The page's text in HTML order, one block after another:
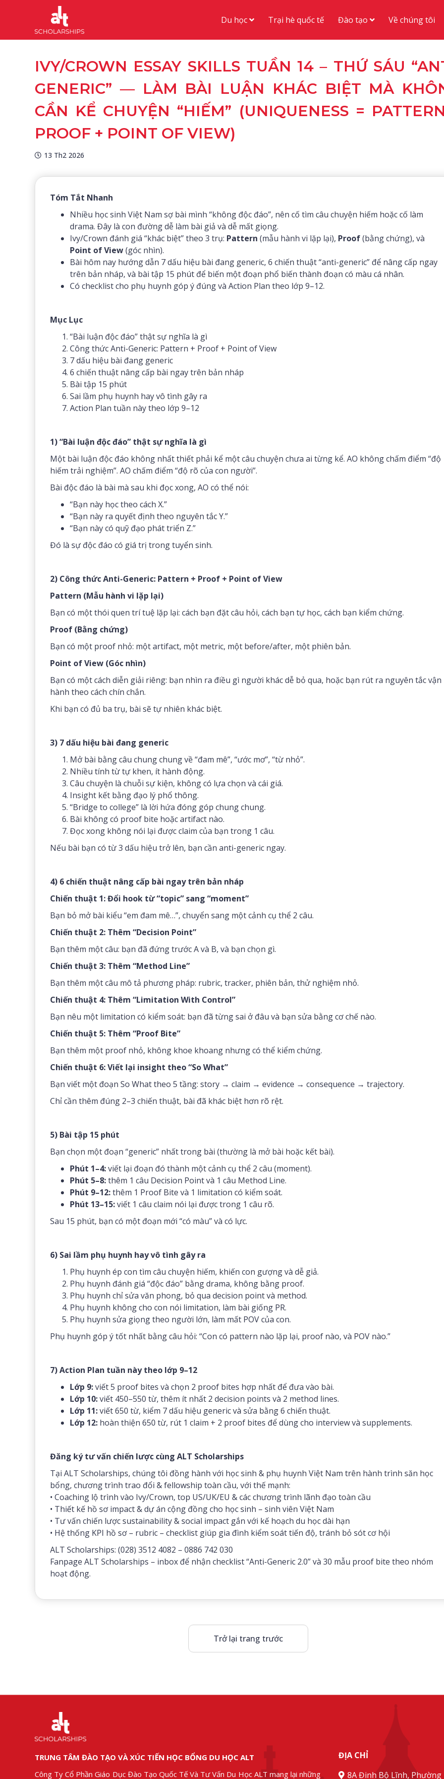
Du học Trại hè quốc tế Đào tạo Về chúng tôi
IVY/CROWN ESSAY SKILLS TUẦN 14 – THỨ SÁU
GENERIC” — LÀM BÀI LUẬN KHÁC BIỆT MÀ
CẦN KỂ CHUYỆN “HIẾM” (UNIQUENESS =
PROOF + POINT OF VIEW)
13 Th2 2026
Tóm Tắt Nhanh
Nhiều học sinh Việt Nam sợ bài mình “không độc đáo”, nên cố tìm câu chuyện hiếm hoặc cố làm
drama. Đây là con đường dễ làm bài giả và dễ mất giọng.
Ivy/Crown đánh giá “khác biệt” theo 3 trụ: Pattern (mẫu hành vi lặp lại), Proof(bằng chứng), và
Point of View(góc nhìn).
Bài hôm nay hướng dẫn 7 dấu hiệu bài đang generic, 6 chiến thuật “anti-generic” để nâng cấp ngay
trên bản nháp, và bài tập 15 phút để biến một đoạn phổ biến thành đoạn có màu cá nhân.
Có checklist cho phụ huynh góp ý đúng và Action Plan theo lớp 9–12.
Mục Lục
“Bài luận độc đáo” thật sự nghĩa là gì
Công thức Anti-Generic: Pattern + Proof + Point of View
7 dấu hiệu bài đang generic
6 chiến thuật nâng cấp bài ngay trên bản nháp
Bài tập 15 phút
Sai lầm phụ huynh hay vô tình gây ra
Action Plan tuần này theo lớp 9–12
1) “Bài luận độc đáo” thật sự nghĩa là gì
Một bài luận độc đáo không nhất thiết phải kể một câu chuyện chưa ai từng kể. AO không chấm điểm “độ
hiếm trải nghiệm”. AO chấm điểm “độ rõ của con người”.
Bài độc đáo là bài mà sau khi đọc xong, AO có thể nói:
“Bạn này học theo cách X.”
“Bạn này ra quyết định theo nguyên tắc Y.”
“Bạn này có quỹ đạo phát triển Z.”
Đó là sự độc đáo có giá trị trong tuyển sinh.
2) Công thức Anti-Generic: Pattern + Proof + Point of View
Pattern (Mẫu hành vi lặp lại)
Bạn có một thói quen trí tuệ lặp lại: cách bạn đặt câu hỏi, cách bạn tự học, cách bạn kiểm chứng.
Proof (Bằng chứng)
Bạn có một proof nhỏ: một artifact, một metric, một before/after, một phiên bản.
Point of View (Góc nhìn)
Bạn có một cách diễn giải riêng: bạn nhìn ra điều gì người khác dễ bỏ qua, hoặc bạn rút ra nguyên tắc vận
hành theo cách chín chắn.
Khi bạn có đủ ba trụ, bài sẽ tự nhiên khác biệt.
3) 7 dấu hiệu bài đang generic
Mở bài bằng câu chung chung về “đam mê”, “ước mơ”, “từ nhỏ”.
Nhiều tính từ tự khen, ít hành động.
Câu chuyện là chuỗi sự kiện, không có lựa chọn và cái giá.
Insight kết bằng đạo lý phổ thông.
“Bridge to college” là lời hứa đóng góp chung chung.
Bài không có proof bite hoặc artifact nào.
Đọc xong không nói lại được claim của bạn trong 1 câu.
Nếu bài bạn có từ 3 dấu hiệu trở lên, bạn cần anti-generic ngay.
4) 6 chiến thuật nâng cấp bài ngay trên bản nháp
Chiến thuật 1: Đổi hook từ “topic” sang “moment”
Bạn bỏ mở bài kiểu “em đam mê…”, chuyển sang một cảnh cụ thể 2 câu.
Chiến thuật 2: Thêm “Decision Point”
Bạn thêm một câu: bạn đã đứng trước A và B, và bạn chọn gì.
Chiến thuật 3: Thêm “Method Line”
Bạn thêm một câu mô tả phương pháp: rubric, tracker, phiên bản, thử nghiệm nhỏ.
Chiến thuật 4: Thêm “Limitation With Control”
Bạn nêu một limitation có kiểm soát: bạn đã từng sai ở đâu và bạn sửa bằng cơ chế nào.
Chiến thuật 5: Thêm “Proof Bite”
Bạn thêm một proof nhỏ, không khoe khoang nhưng có thể kiểm chứng.
Chiến thuật 6: Viết lại insight theo “So What”
Bạn viết một đoạn So What theo 5 tầng: story → claim → evidence → consequence → trajectory.
Chỉ cần thêm đúng 2–3 chiến thuật, bài đã khác biệt hơn rõ rệt.
5) Bài tập 15 phút
Bạn chọn một đoạn “generic” nhất trong bài (thường là mở bài hoặc kết bài).
Phút 1–4:viết lại đoạn đó thành một cảnh cụ thể 2 câu (moment).
Phút 5–8:thêm 1 câu Decision Point và 1 câu Method Line.
Phút 9–12:thêm 1 Proof Bite và 1 limitation có kiểm soát.
Phút 13–15:viết 1 câu claim nói lại được trong 1 câu rõ.
Sau 15 phút, bạn có một đoạn mới “có màu” và có lực.
6) Sai lầm phụ huynh hay vô tình gây ra
Phụ huynh ép con tìm câu chuyện hiếm, khiến con gượng và dễ giả.
Phụ huynh đánh giá “độc đáo” bằng drama, không bằng proof.
Phụ huynh chỉ sửa văn phong, bỏ qua decision point và method.
Phụ huynh không cho con nói limitation, làm bài giống PR.
Phụ huynh sửa giọng theo người lớn, làm mất POV của con.
Phụ huynh góp ý tốt nhất bằng câu hỏi: “Con có pattern nào lặp lại, proof nào, và POV nào.”
7) Action Plan tuần này theo lớp 9–12
Lớp 9:viết 5 proof bites và chọn 2 proof bites hợp nhất để đưa vào bài.
Lớp 10:viết 450–550 từ, thêm ít nhất 2 decision points và 2 method lines.
Lớp 11:viết 650 từ, kiểm 7 dấu hiệu generic và sửa bằng 6 chiến thuật.
Lớp 12: hoàn thiện 650 từ, rút 1 claim + 2 proof bites để dùng cho interview và supplements.
Đăng ký tư vấn chiến lược cùng ALT Scholarships
Tại ALT Scholarships, chúng tôi đồng hành với học sinh & phụ huynh Việt Nam trên hành trình săn học
bổng, chương trình trao đổi & fellowship toàn cầu, với thế mạnh:
• Coaching lộ trình vào Ivy/Crown, top US/UK/EU & các chương trình lãnh đạo toàn cầu
• Thiết kế hồ sơ impact & dự án cộng đồng cho học sinh – sinh viên Việt Nam
• Tư vấn chiến lược sustainability & social impact gắn với kế hoạch du học dài hạn
• Hệ thống KPI hồ sơ – rubric – checklist giúp gia đình kiểm soát tiến độ, tránh bỏ sót cơ hội
ALT Scholarships: (028) 3512 4082 – 0886 742 030
Fanpage ALT Scholarships – inbox để nhận checklist “Anti-Generic 2.0” và 30 mẫu proof bite theo nhóm
hoạt động.
Trở lại trang trước
TRUNG TÂM ĐÀO TẠO VÀ XÚC TIẾN HỌC BỔNG DU HỌC ALT
Công Ty Cổ Phần Giáo Dục Đào Tạo Quốc Tế Và Tư Vấn Du Học ALT mang lại những
ĐỊA CHỈ
8A Đinh Bộ Lĩnh, Phường